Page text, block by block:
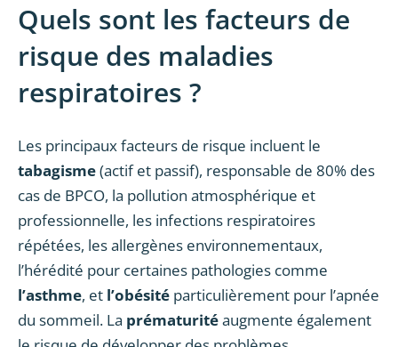
Quels sont les facteurs de
risque des maladies
respiratoires ?
Les principaux facteurs de risque incluent le
tabagisme(actif et passif), responsable de 80% des
cas de BPCO, la pollution atmosphérique et
professionnelle, les infections respiratoires
répétées, les allergènes environnementaux,
l’hérédité pour certaines pathologies comme
l’asthme, et l’obésité particulièrement pour l’apnée
du sommeil. La prématuritéaugmente également